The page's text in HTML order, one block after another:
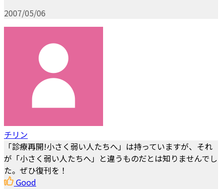
2007/05/06
チリン
「診療再開!小さく弱い人たちへ」は持っていますが、それ
が「小さく弱い人たちへ」と違うものだとは知りませんでし
た。ぜひ復刊を！
Good